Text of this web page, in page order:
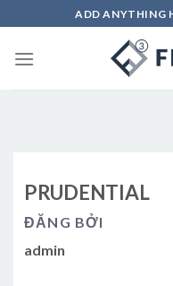
to
content
ADD ANYTHING
PRUDENTIAL
ĐĂNG BỞI
admin